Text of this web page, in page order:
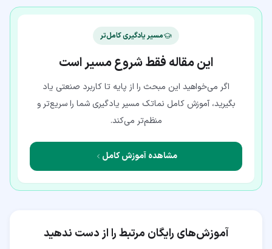
مسیر یادگیری کامل‌تر
این مقاله فقط شروع مسیر است
اگر می‌خواهید این مبحث را از پایه تا کاربرد صنعتی یاد
بگیرید، آموزش کامل نماتک مسیر یادگیری شما را سریع‌تر و
منظم‌تر می‌کند.
مشاهده آموزش کامل
آموزش‌های رایگان مرتبط را از دست ندهید